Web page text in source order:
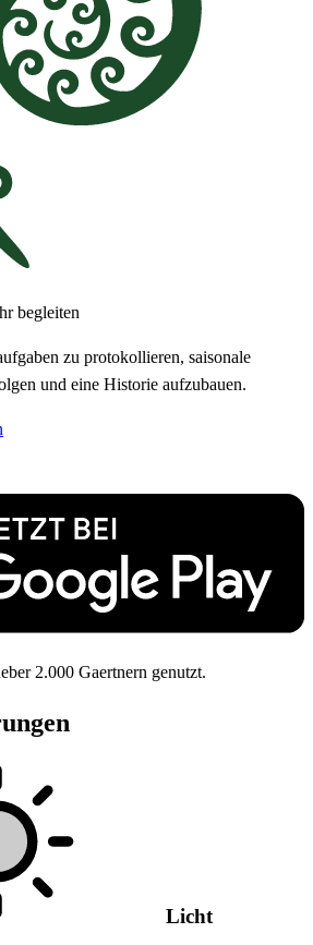
begleiten
zu protokollieren, saisonale
und eine Historie aufzubauen.
2.000 Gaertnern genutzt.
Licht